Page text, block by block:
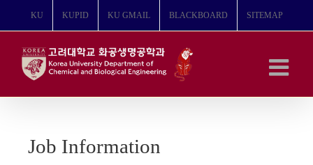
뛰
KU KUPID KU GMAIL BLACKBOARD SITEMAP
Job Information